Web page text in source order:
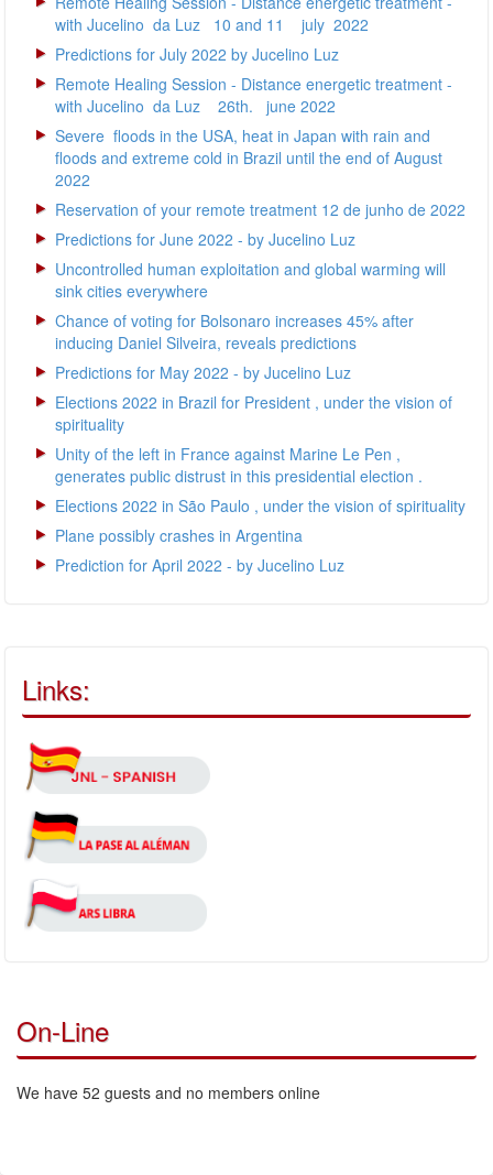
with Jucelino da Luz 10 and 11 july 2022
Predictions for July 2022 by Jucelino Luz
Remote Healing Session - Distance energetic treatment -
with Jucelino da Luz 26th. june 2022
Severe floods in the USA, heat in Japan with rain and
floods and extreme cold in Brazil until the end of August
2022
Reservation of your remote treatment 12 de junho de 2022
Predictions for June 2022 - by Jucelino Luz
Uncontrolled human exploitation and global warming will
sink cities everywhere
Chance of voting for Bolsonaro increases 45% after
inducing Daniel Silveira, reveals predictions
Predictions for May 2022 - by Jucelino Luz
Elections 2022 in Brazil for President , under the vision of
spirituality
Unity of the left in France against Marine Le Pen ,
generates public distrust in this presidential election .
Elections 2022 in São Paulo , under the vision of spirituality
Plane possibly crashes in Argentina
Prediction for April 2022 - by Jucelino Luz
Links:
On-Line
We have 52 guests and no members online